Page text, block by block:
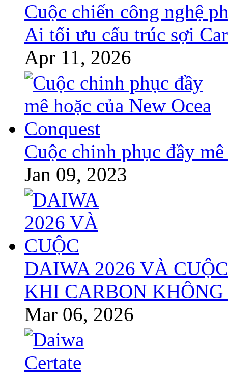
Cuộc chiến công nghệ
Ai tối ưu cấu trúc sợi
Apr 11, 2026
Cuộc chinh phục đầy
Jan 09, 2023
DAIWA 2026 VÀ
KHI CARBON
Mar 06, 2026